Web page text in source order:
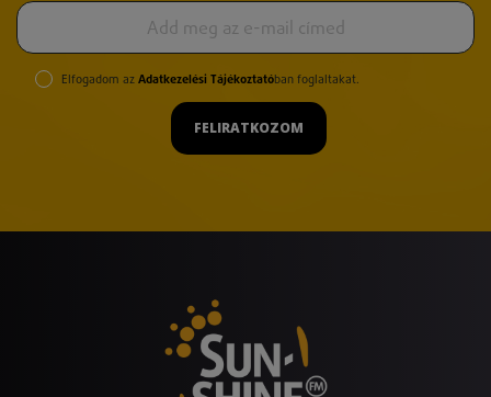
Elfogadom az Adatkezelési Tájékoztatóban foglaltakat.
FELIRATKOZOM